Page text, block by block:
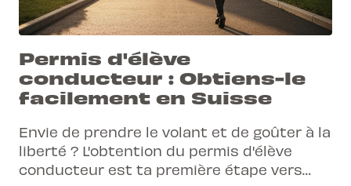
Permis d'élève
conducteur : Obtiens-le
facilement en Suisse
Envie de prendre le volant et de goûter à la
liberté ? L'obtention du permis d'élève
conducteur est ta première étape vers